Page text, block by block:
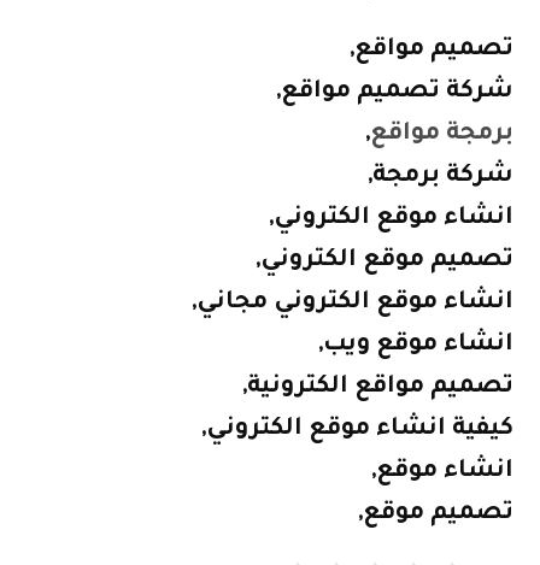
تصميم مواقع,
شركة تصميم مواقع,
برمجة مواقع,
شركة برمجة,
انشاء موقع الكتروني,
تصميم موقع الكتروني,
انشاء موقع الكتروني مجاني,
انشاء موقع ويب,
تصميم مواقع الكترونية,
كيفية انشاء موقع الكتروني,
انشاء موقع,
تصميم موقع,